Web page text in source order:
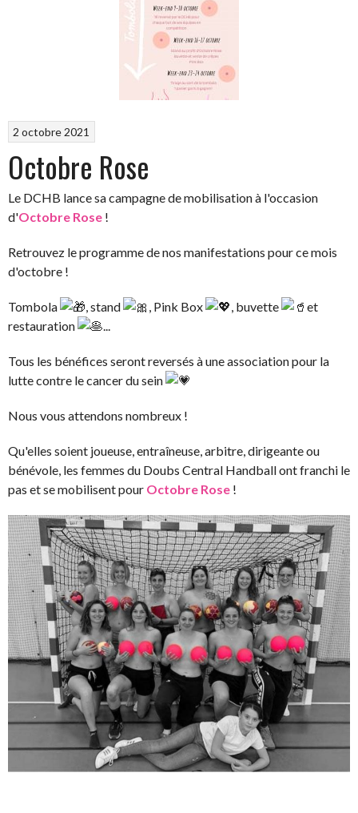
2 octobre 2021
Octobre Rose
Le DCHB lance sa campagne de mobilisation à l'occasion
d'Octobre Rose !
Retrouvez le programme de nos manifestations pour ce mois
d'octobre !
Tombola , stand , Pink Box , buvette
et
restauration
Tous les bénéfices seront reversés à une association pour la
lutte contre le cancer du sein
Nous vous attendons nombreux !
Qu'elles soient joueuse, entraîneuse, arbitre, dirigeante ou
bénévole, les femmes du Doubs Central Handball ont franchi le
pas et se mobilisent pour Octobre Rose !